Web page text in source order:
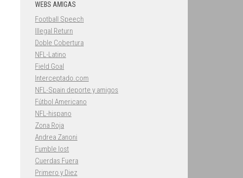
WEBS AMIGAS
Football Speech
Illegal Return
Doble Cobertura
NFL-Latino
Field Goal
Interceptado.com
NFL-Spain deporte y amigos
Fútbol Americano
NFL-hispano
Zona Roja
Andrea Zanoni
Fumble lost
Cuerdas Fuera
Primero y Diez